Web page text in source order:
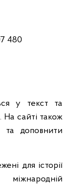
480
у текст та
На сайті також
та доповнити
для історії